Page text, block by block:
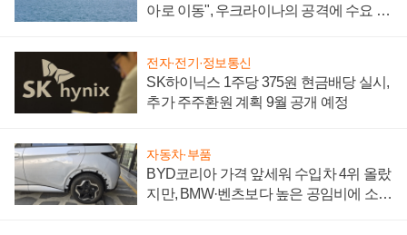
아로 이동", 우크라이나의 공격에 수요 늘
전자·전기·정보통신
SK하이닉스 1주당 375원 현금배당 실시,
추가 주주환원 계획 9월 공개 예정
자동차·부품
BYD코리아 가격 앞세워 수입차 4위 올랐
지만, BMW·벤츠보다 높은 공임비에 소비